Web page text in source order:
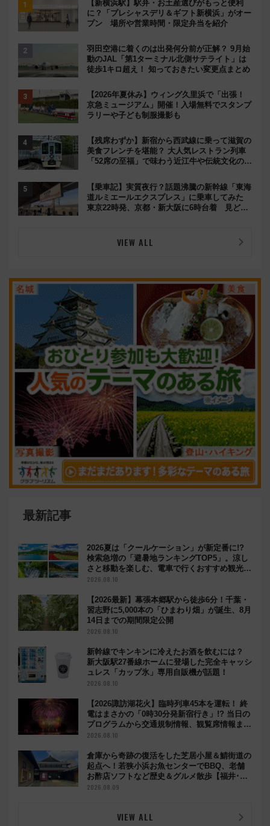
【新横浜駅】駅弁・お土産選びがもっと便利
に？「プレシャスデリ＆ギフト新横浜」がオー
プン 場所や営業時間・限定弁当を紹介
羽田空港に着くのは出発何分前が正解？ 9月始
動のJAL「第1ターミナル北側サテライト」は
徒歩1キロ超え！ 知っておきたい変更点まとめ
【2026年夏休み】ウィング久里浜で「出張！
京急ミュージアム」開催！入場無料でスタンプ
ラリーや子ども制服撮影も
【残席わずか】新宿から西武線に乗って滋賀の
美食フレンチを堪能？ 大人気レストラン列車
「52席の至福」で味わう近江牛や伝統文化の特
【乗車記】実質夜行？話題沸騰の新幹線「東海
道ルミエールエクスプレス」に乗車してみた
東京22時発、京都・新大阪に6時台着 見どこ
VIEW ALL
最新記事
2026夏は「クールケーション」が新定番に!?
検索急増の「避暑地ランキングTOP5」。涼し
さと移動を楽しむ、電車で行くおすすめ観光情
報も
2026.08.10
【2026最新】幕張本郷駅から徒歩6分！千葉・
習志野に5,000本の「ひまわり畑」が誕生、8月
14日までの期間限定公開
2026.08.10
新幹線でキンキンに冷えたお酒を飲むには？
新大阪駅27番線ホームに登場した完全キャッシ
ュレス「カップ氷」専用自販機が話題！
2026.08.10
【2026諏訪湖花火】臨時列車45本を運転！ 終
電はまさかの「0時30分発新宿行き」!? 当日の
プログラムから交通規制情報、観覧席情報まで
徹底解説
2026.08.10
倉庫から奇跡の復活をした芝居小屋＆鯖街道の
起点へ！若狭小浜お魚センターでBBQ、老舗
お酢店ソフトなど歴史＆グルメ散歩【福井･小
浜観光】
2026.08.09
VIEW ALL